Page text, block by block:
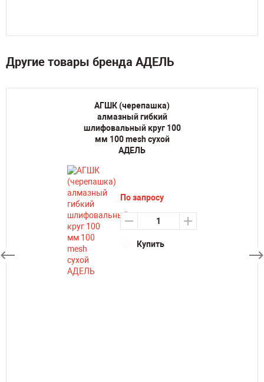
Другие товары бренда АДЕЛЬ
АГШК (черепашка)
алмазный гибкий
шлифовальный круг 100
мм 100 mesh сухой
АДЕЛЬ
По запросу
Купить